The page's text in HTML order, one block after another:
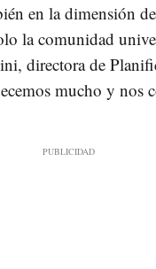
en la dimensión
la comunidad
directora de
mucho y nos